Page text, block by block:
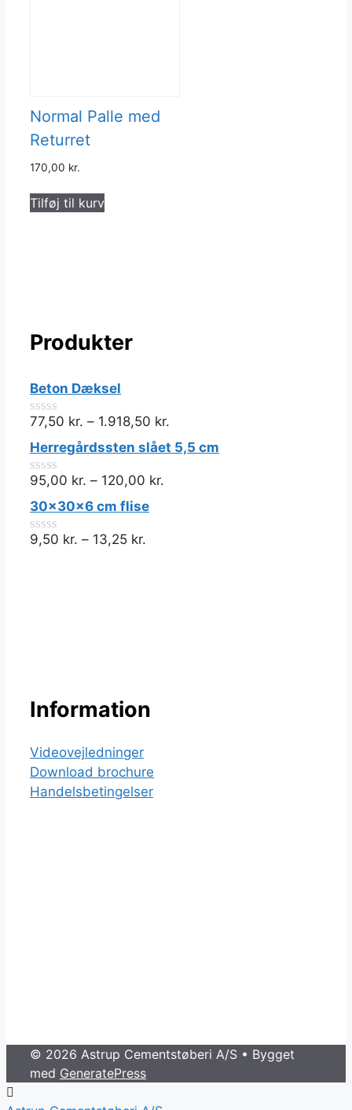
Normal Palle med
Returret
170,00 kr.
Tilføj til kurv
Produkter
Beton Dæksel
0
ud
af
5
77,50 kr. – 1.918,50 kr.
Herregårdssten slået 5,5 cm
0
ud
af
5
95,00 kr. – 120,00 kr.
30x30x6 cm flise
0
9,50 kr. – 13,25 kr.
Information
Videovejledninger
Download brochure
Handelsbetingelser
© 2026 Astrup Cementstøberi A/S • Bygget
med GeneratePress